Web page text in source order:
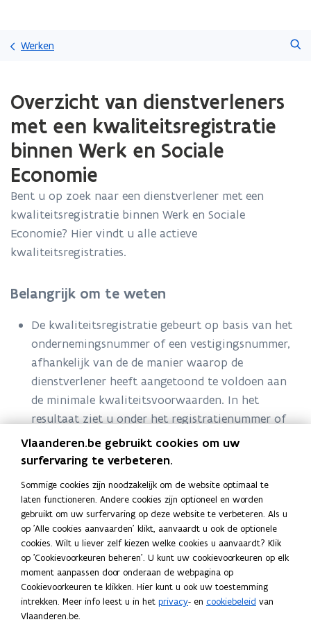
gaan
Werken
met
laden.
bevindt
zich
op:
Overzicht
van
dienstverleners
met
een
kwaliteitsregistratie
Werk
Economie
Overzicht van dienstverleners
met een kwaliteitsregistratie
binnen Werk en Sociale
Economie
Bent u op zoek naar een dienstverlener met een
kwaliteitsregistratie binnen Werk en Sociale
Economie? Hier vindt u alle actieve
kwaliteitsregistraties.
Belangrijk om te weten
De kwaliteitsregistratie gebeurt op basis van het
ondernemingsnummer of een vestigingsnummer,
afhankelijk van de de manier waarop de
dienstverlener heeft aangetoond te voldoen aan
de minimale kwaliteitsvoorwaarden. In het
resultaat ziet u onder het registratienummer of
het ondernemingsnummer of het
vestigingsnummer.
Op het niveau van eenmaatregelgelden meestal
extra voorwaarden. Zoekt u een specifieke
dienstverlening, zoek dan op de website van de
maatregel.
1 resultaat Filter
Vlaanderen.be gebruikt cookies om uw
surfervaring te verbeteren.
Sommige cookies zijn noodzakelijk om de website optimaal te
laten functioneren. Andere cookies zijn optioneel en worden
gebruikt om uw surfervaring op deze website te verbeteren. Als u
op 'Alle cookies aanvaarden' klikt, aanvaardt u ook de optionele
cookies. Wilt u liever zelf kiezen welke cookies u aanvaardt? Klik
op 'Cookievoorkeuren beheren'. U kunt uw cookievoorkeuren op elk
moment aanpassen door onderaan de webpagina op
Cookievoorkeuren te klikken. Hier kunt u ook uw toestemming
intrekken. Meer info leest u in het privacy- en cookiebeleid van
Vlaanderen.be.